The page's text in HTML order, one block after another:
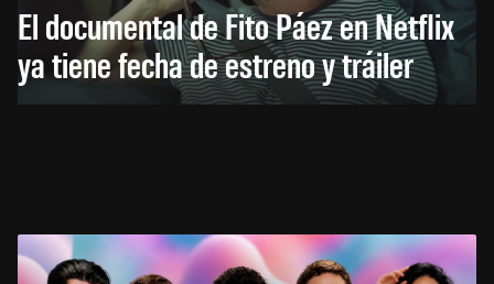
El documental de Fito Páez en Netflix
ya tiene fecha de estreno y tráiler